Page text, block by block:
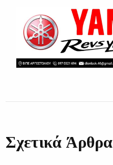
Σχετικά Άρθρα